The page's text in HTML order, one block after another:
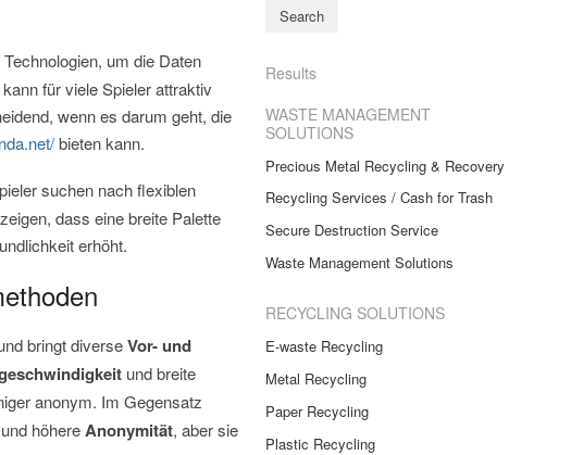
um die Daten
für viele Spieler attraktiv
wenn es darum geht, die
bieten kann.
suchen nach flexiblen
dass eine breite Palette
erhöht.
bringt diverseVor- und
und breite
anonym. Im Gegensatz
höhereAnonymität, aber sie
Results
WASTE MANAGEMENT
SOLUTIONS
Precious Metal Recycling & Recovery
Recycling Services / Cash for Trash
Secure Destruction Service
Waste Management Solutions
RECYCLING SOLUTIONS
E-waste Recycling
Metal Recycling
Paper Recycling
Plastic Recycling